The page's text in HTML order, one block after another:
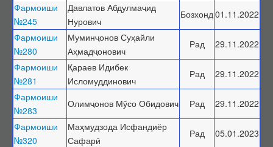
Фармоиши
№245
Давлатов Абдулмаҷид
Нурович
Бозхонд 01.11.2022
Фармоиши
№280
Муминҷонов Суҳайли
Аҳмадҷонович
Рад
29.11.2022
Фармоиши
№281
Қараев Идибек
Исломуддинович
Рад
29.11.2022
Фармоиши
№283
Олимҷонов Мӯсо Обидович Рад
29.11.2022
Фармоиши
№320
Маҳмудзода Исфандиёр
Сафарӣ
Рад 05.01.2023